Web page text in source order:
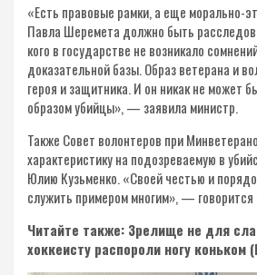
«Есть правовые рамки, а еще морально-
Павла Шеремета должно быть
кого в государстве не возникало
доказательной базы. Образ ветерана и
героя и защитника. И он никак не может
образом убийцы», — заявила министр.
Также Совет волонтеров при
характеристику на подозреваемую в
Юлию Кузьменко. «Своей честью и
служить примером многим», — говорится
Читайте также: Зрелище не для
хоккеисту распороли ногу коньком